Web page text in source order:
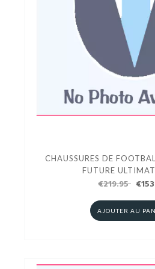
CHAUSSURES DE
FUTURE
€219.95
AJOUTER AU